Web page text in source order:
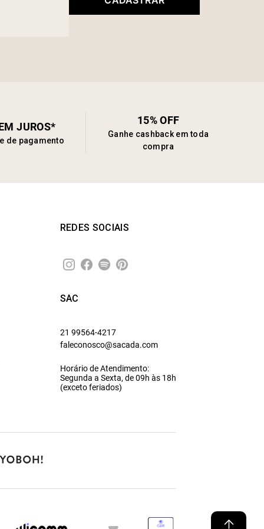
JUROS*
de pagamento
15% OFF
Ganhe cashback em toda
compra
REDES SOCIAIS
SAC
21 99564-4217
faleconosco@sacada.com
Horário de Atendimento:
Segunda a Sexta, de 09h às 18h
(exceto feriados)